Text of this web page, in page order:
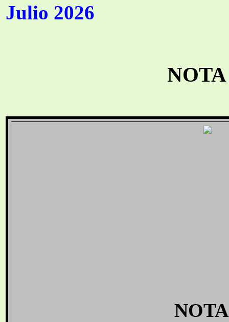
Julio 2026